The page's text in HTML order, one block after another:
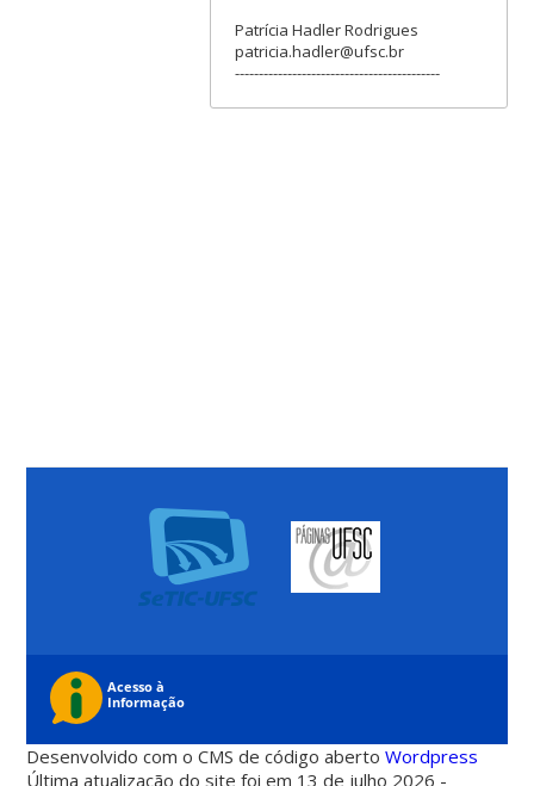
Patrícia Hadler Rodrigues
patricia.hadler@ufsc.br
-------------------------------------------
Desenvolvido com o CMS de código abertoWordpress
Última atualização do site foi em 13 de julho 2026 -